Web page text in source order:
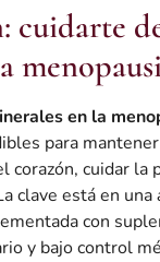
cuidarte
en la
para
corazón, cuidar la
clave está en una
con
y bajo control